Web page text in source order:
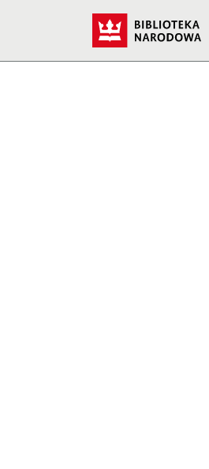
Numery do